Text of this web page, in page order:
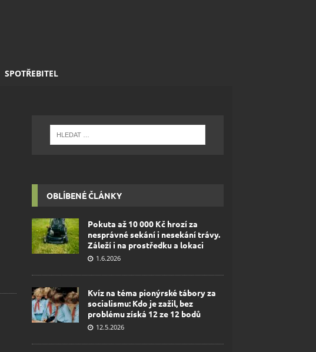
SPOTŘEBITEL
OBLÍBENÉ ČLÁNKY
Pokuta až 10 000 Kč hrozí za
nesprávné sekání i nesekání trávy.
Záleží i na prostředku a lokaci
1.6.2026
Kvíz na téma pionýrské tábory za
socialismu: Kdo je zažil, bez
problému získá 12 ze 12 bodů
12.5.2026